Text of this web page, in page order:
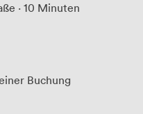
· 10 Minuten
Buchung